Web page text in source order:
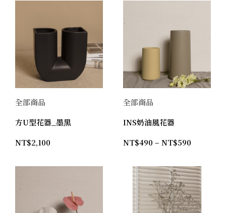
全部商品
方U型花器_墨黑
NT$2,100
全部商品
INS奶油風花器
NT$490 – NT$590